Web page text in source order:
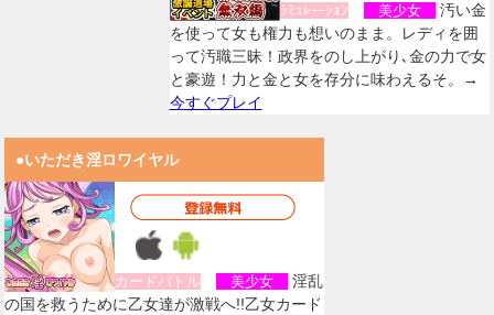
ｼﾐｭﾚーｼｮﾝ 美少女
汚い金
を使って女も権力も想いのまま。レディを囲
って汚職三昧！政界をのし上がり､金の力で女
と豪遊！力と金と女を存分に味わえるそ。→
今すぐプレイ
●いただき淫ロワイヤル
カードバトル 美少女
淫乱
の国を救うために乙女達が激戦へ!!乙女カード